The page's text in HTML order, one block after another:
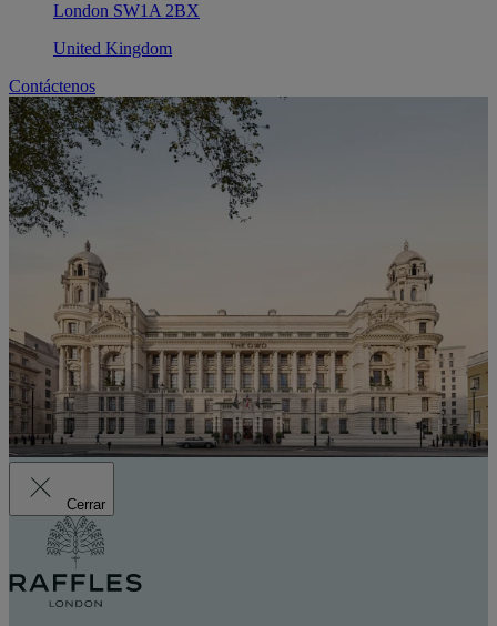
London SW1A 2BX
United Kingdom
Contáctenos
Cerrar